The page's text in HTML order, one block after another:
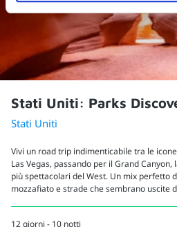
Stati Uniti: Parks
Stati Uniti
Vivi un road trip indimenticabile tra le
Las Vegas, passando per il Grand
più spettacolari del West. Un mix perfetto
mozzafiato e strade che sembrano uscite
12 giorni - 10 notti